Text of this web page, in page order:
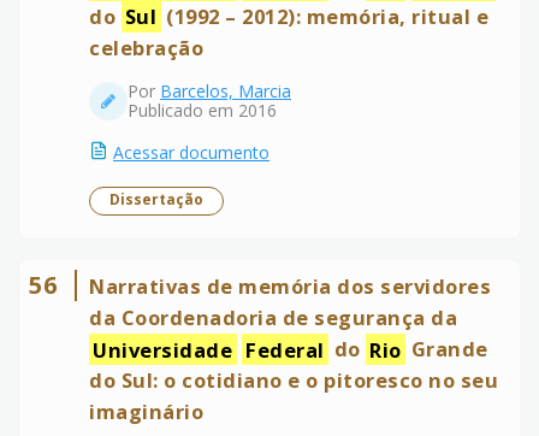
do Sul (1992 – 2012): memória, ritual e
celebração
Por Barcelos, Marcia
Publicado em 2016
Acessar documento
Dissertação
56
Narrativas de memória dos servidores
da Coordenadoria de segurança da
Universidade Federal do Rio Grande
do Sul: o cotidiano e o pitoresco no seu
imaginário